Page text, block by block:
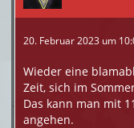
20. Februar 2023 um
Wieder eine
Zeit, sich im
Das kann man mit
angehen.